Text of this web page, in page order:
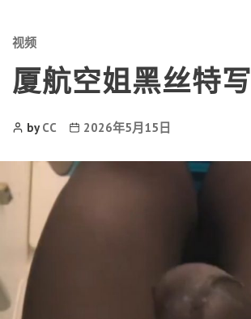
Categories
视频
厦航空姐黑丝特写
PostbyCC
Post2026年5月15日